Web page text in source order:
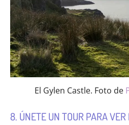
El Gylen Castle. Foto de
8. ÚNETE UN TOUR PARA